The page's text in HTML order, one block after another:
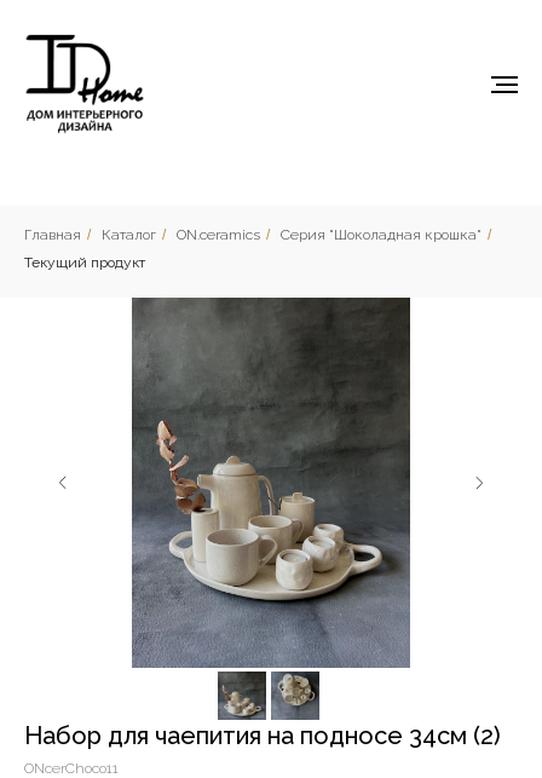
Главная / Каталог / ON.ceramics / Серия "Шоколадная крошка" /
Текущий продукт
Набор для чаепития на подносе 34см (2)
ONcerChoco11